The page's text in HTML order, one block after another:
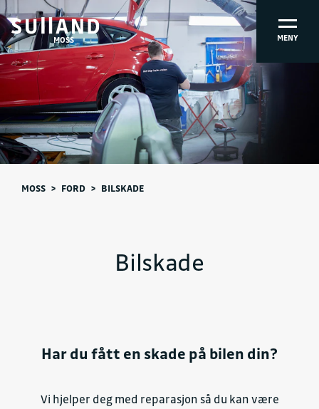
MOSS MENY
MOSS > FORD > BILSKADE
Bilskade
Har du fått en skade på bilen din?
Vi hjelper deg med reparasjon så du kan være